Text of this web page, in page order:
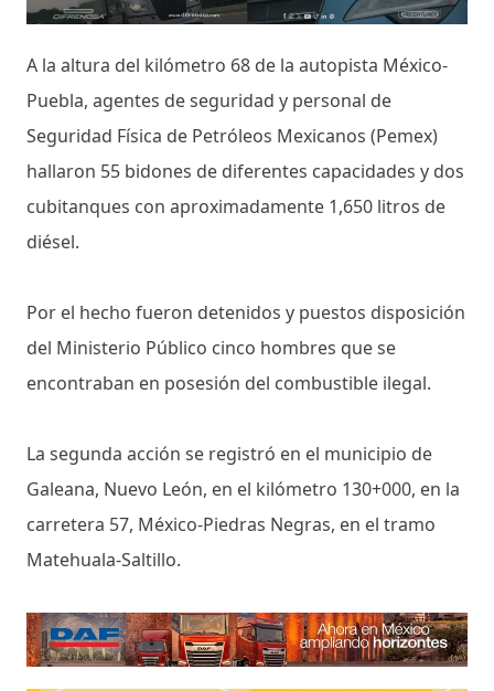
A la altura del kilómetro 68 de la autopista México-
Puebla, agentes de seguridad y personal de
Seguridad Física de Petróleos Mexicanos (Pemex)
hallaron 55 bidones de diferentes capacidades y dos
cubitanques con aproximadamente 1,650 litros de
diésel.
Por el hecho fueron detenidos y puestos disposición
del Ministerio Público cinco hombres que se
encontraban en posesión del combustible ilegal.
La segunda acción se registró en el municipio de
Galeana, Nuevo León, en el kilómetro 130+000, en la
carretera 57, México-Piedras Negras, en el tramo
Matehuala-Saltillo.